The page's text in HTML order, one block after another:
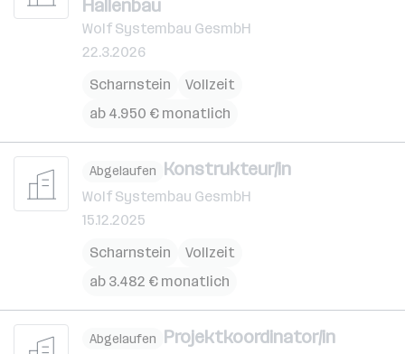
Hallenbau
Wolf Systembau GesmbH
22.3.2026
Scharnstein
Vollzeit
ab 4.950 € monatlich
Abgelaufen Konstrukteur/in
Wolf Systembau GesmbH
15.12.2025
Scharnstein
Vollzeit
ab 3.482 € monatlich
Abgelaufen Projektkoordinator/in